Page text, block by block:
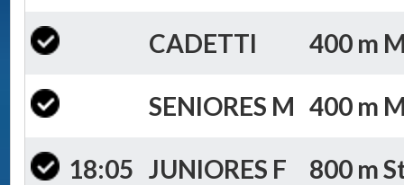
CADETTI 400 m
SENIORES M 400 m
18:05 JUNIORES F 800 m